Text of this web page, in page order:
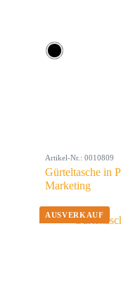
Artikel-Nr.: 0010809
Gürteltasche in
Marketing